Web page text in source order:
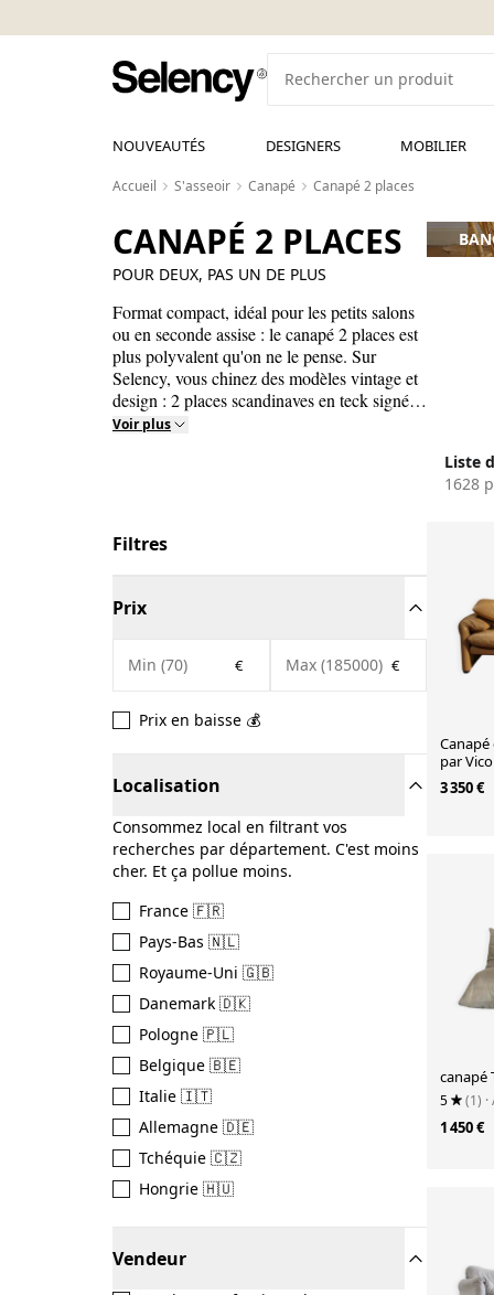
NOUVEAUTÉS DESIGNERS MOBILIER
Accueil S'asseoir Canapé Canapé 2 places
CANAPÉ 2 PLACES
POUR DEUX, PAS UN DE PLUS
Format compact, idéal pour les petits salons
ou en seconde assise : le canapé 2 places est
plus polyvalent qu'on ne le pense. Sur
Selency, vous chinez des modèles vintage et
design : 2 places scandinaves en teck signés
Mogensen ou Wegner, modèles italiens en
Charlotte Perriand.
Voir plus
Liste
1628
Filtres
Prix
€ €
Prix en baisse 💰
Localisation
Consommez local en filtrant vos
recherches par département. C'est moins
cher. Et ça pollue moins.
France 🇫🇷
Pays-Bas 🇳🇱
Royaume-Uni 🇬🇧
Danemark 🇩🇰
Pologne 🇵🇱
Belgique 🇧🇪
Italie 🇮🇹
Allemagne 🇩🇪
Tchéquie 🇨🇿
Hongrie 🇭🇺
Vendeur
par
Cassina
3 350 €
canapé
5 (1)
1 450 €